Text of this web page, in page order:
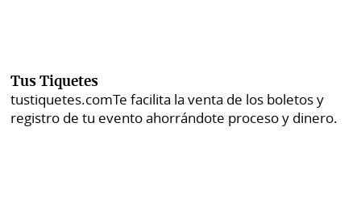
Tus Tiquetes
tustiquetes.comTe facilita la venta de los boletos y
registro de tu evento ahorrándote proceso y dinero.